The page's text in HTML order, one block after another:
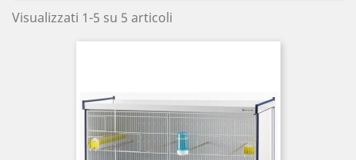
Visualizzati 1-5 su 5 articoli